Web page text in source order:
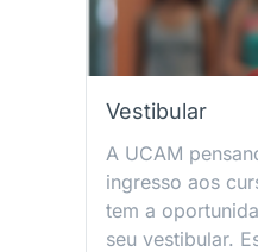
Vestibular
A UCAM
ingresso aos
tem a
seu vestibular.